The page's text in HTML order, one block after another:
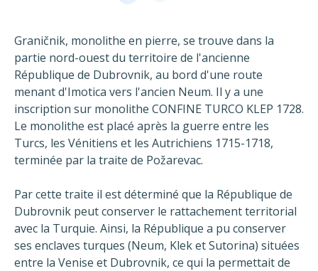
Graničnik, monolithe en pierre, se trouve dans la
partie nord-ouest du territoire de l'ancienne
République de Dubrovnik, au bord d'une route
menant d'Imotica vers l'ancien Neum. Il y a une
inscription sur monolithe CONFINE TURCO KLEP 1728.
Le monolithe est placé après la guerre entre les
Turcs, les Vénitiens et les Autrichiens 1715-1718,
terminée par la traite de Požarevac.
Par cette traite il est déterminé que la République de
Dubrovnik peut conserver le rattachement territorial
avec la Turquie. Ainsi, la République a pu conserver
ses enclaves turques (Neum, Klek et Sutorina) situées
entre la Venise et Dubrovnik, ce qui la permettait de